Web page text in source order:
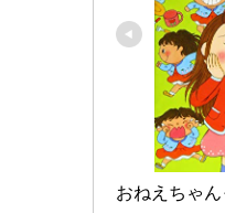
おねえちゃ